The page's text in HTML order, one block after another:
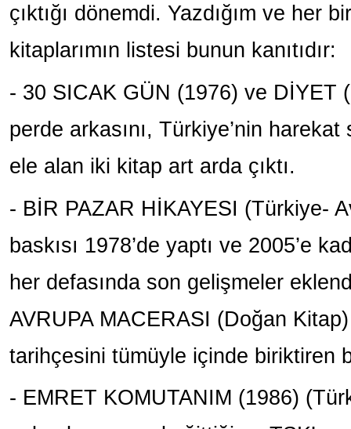
çıktığı dönemdi. Yazdığım ve her
kitaplarımın listesi bunun kanıtıdır:
- 30 SICAK GÜN (1976) ve DİYET
perde arkasını, Türkiye’nin
ele alan iki kitap art arda çıktı.
- BİR PAZAR HİKAYESI (Türkiye-
baskısı 1978’de yaptı ve 2005’e
her defasında son gelişmeler
AVRUPA MACERASI (Doğan
tarihçesini tümüyle içinde biriktiren
- EMRET KOMUTANIM (1986)